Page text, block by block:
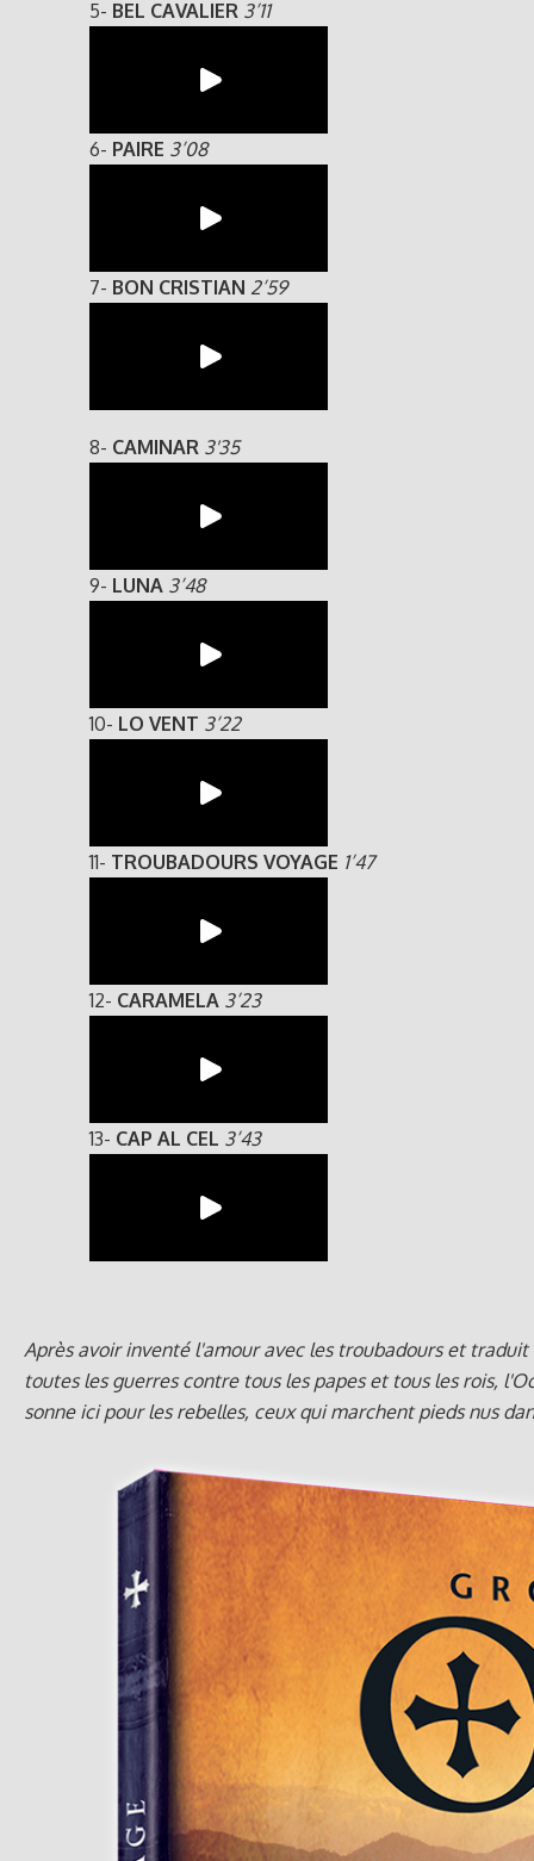
5- BEL CAVALIER 3’11
6- PAIRE 3’08
7- BON CRISTIAN 2’59
8- CAMINAR 3'35
9- LUNA 3’48
10- LO VENT 3’22
11- TROUBADOURS VOYAGE 1’47
12- CARAMELA 3’23
13- CAP AL CEL 3’43
Après avoir inventé l'amour avec les troubadours et
toutes les guerres contre tous les papes et tous les rois,
sonne ici pour les rebelles, ceux qui marchent pieds nus